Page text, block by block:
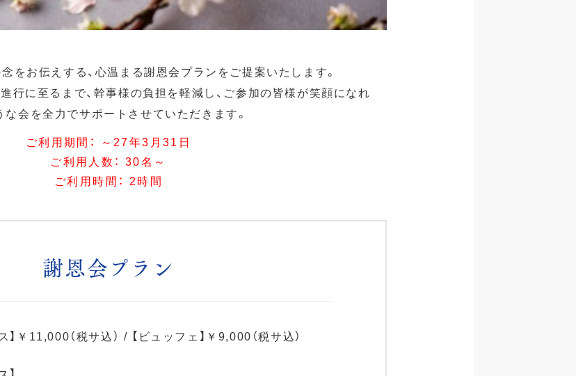
をお伝えする、心温まる謝恩会プランをご提案いたします。
行に至るまで、幹事様の負担を軽減し、ご参加の皆様が笑顔になれ
な会を全力でサポートさせていただきます。
ご利用期間： ～27年3月31日
ご利用人数： 30名～
ご利用時間： 2時間
謝恩会プラン
】￥11,000（税サ込） / 【ビュッフェ】￥9,000（税サ込）